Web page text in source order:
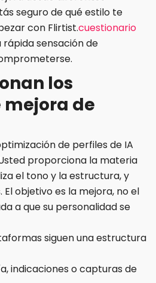
seguro de qué estilo te
con Flirtist.cuestionario
sensación de
los
mejora de
de perfiles de IA
proporciona la materia
el tono y la estructura, y
El objetivo es la mejora, no el
a que su personalidad se
siguen una estructura
indicaciones o capturas de